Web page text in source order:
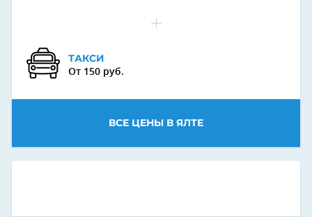
ТАКСИ
От 150 руб.
ВСЕ ЦЕНЫ В ЯЛТЕ